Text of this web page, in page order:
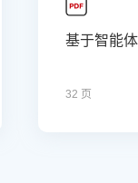
基于智能
32 页